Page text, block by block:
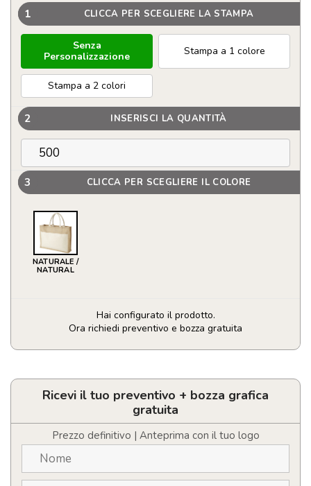
1 CLICCA PER SCEGLIERE LA STAMPA
Senza
Personalizzazione
Stampa a 1 colore
Stampa a 2 colori
2 INSERISCI LA QUANTITÀ
3 CLICCA PER SCEGLIERE IL COLORE
NATURALE /
NATURAL
Hai configurato il prodotto.
Ora richiedi preventivo e bozza gratuita
Borsa
cotone
resistente
quantità
Ricevi il tuo preventivo + bozza grafica
gratuita
Prezzo definitivo | Anteprima con il tuo logo